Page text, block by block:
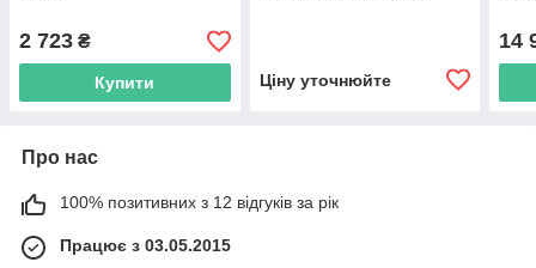
2 723 ₴
Купити Ціну уточнюйте
14
Про нас
100% позитивних з 12 відгуків за рік
Працює з 03.05.2015